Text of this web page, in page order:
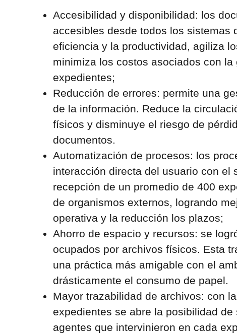
Accesibilidad y disponibilidad: los
accesibles desde todos los sistemas
eficiencia y la productividad, agiliza
minimiza los costos asociados con la
expedientes;
Reducción de errores: permite una
de la información. Reduce la
físicos y disminuye el riesgo de
documentos.
Automatización de procesos: los
interacción directa del usuario con el
recepción de un promedio de 400
de organismos externos, logrando
operativa y la reducción los plazos;
Ahorro de espacio y recursos: se
ocupados por archivos físicos. Esta
una práctica más amigable con el
drásticamente el consumo de papel.
Mayor trazabilidad de archivos: con
expedientes se abre la posibilidad
agentes que intervinieron en cada